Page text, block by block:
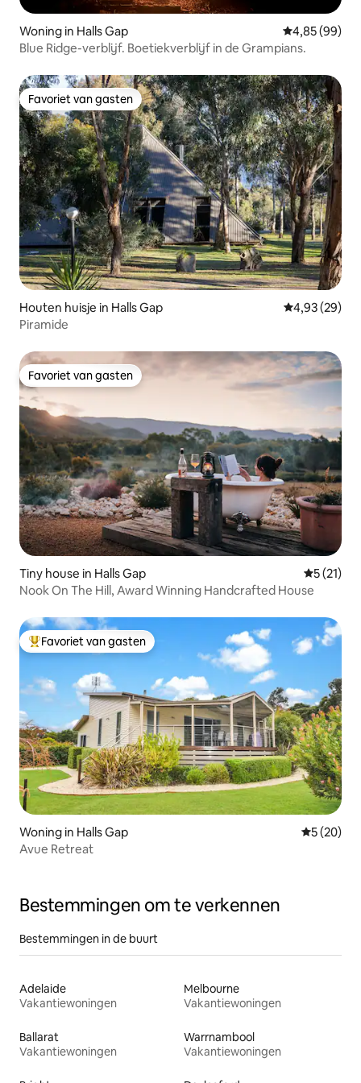
Woning in Halls Gap Gemiddelde
4,85 (99)
Blue Ridge-verblijf. Boetiekverblijf in de Grampians.
Favoriet van gasten
Favoriet van gasten
Houten huisje in Halls Gap Gemiddelde
4,93 (29)
Piramide
Favoriet van gasten
Favoriet van gasten
Tiny house in Halls Gap
5 (21)
Nook On The Hill, Award Winning Handcrafted House
Topfavoriet van gasten
Favoriet van gasten
Woning in Halls Gap
5 (20)
Avue Retreat
Bestemmingen om te verkennen
Bestemmingen in de buurt
Adelaide
Vakantiewoningen
Melbourne
Vakantiewoningen
Ballarat
Vakantiewoningen
Warrnambool
Vakantiewoningen